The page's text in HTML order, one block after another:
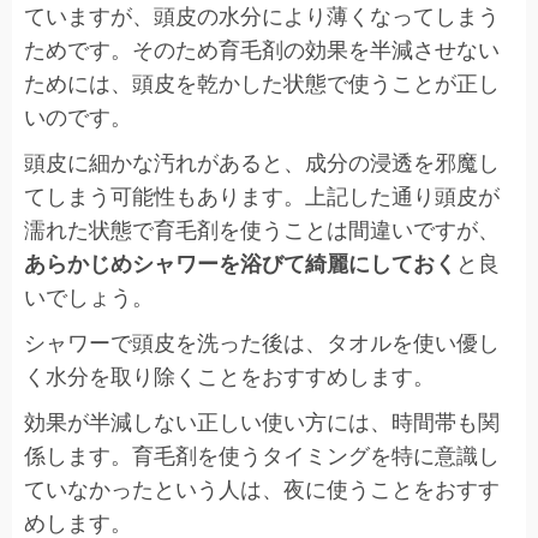
ていますが、頭皮の水分により薄くなってしまう
ためです。そのため育毛剤の効果を半減させない
ためには、頭皮を乾かした状態で使うことが正し
いのです。
頭皮に細かな汚れがあると、成分の浸透を邪魔し
てしまう可能性もあります。上記した通り頭皮が
濡れた状態で育毛剤を使うことは間違いですが、
あらかじめシャワーを浴びて綺麗にしておく と良
いでしょう。
シャワーで頭皮を洗った後は、タオルを使い優し
く水分を取り除くことをおすすめします。
効果が半減しない正しい使い方には、 時間帯も関
係します。育毛剤を使うタイミングを特に意識し
ていなかったという人は、夜に使うことをおすす
めします。